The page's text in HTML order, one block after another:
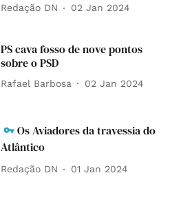
Redação DN 02 Jan 2024
PS cava fosso de nove pontos
sobre o PSD
Rafael Barbosa 02 Jan 2024
Os Aviadores da travessia do
Atlântico
Redação DN 01 Jan 2024